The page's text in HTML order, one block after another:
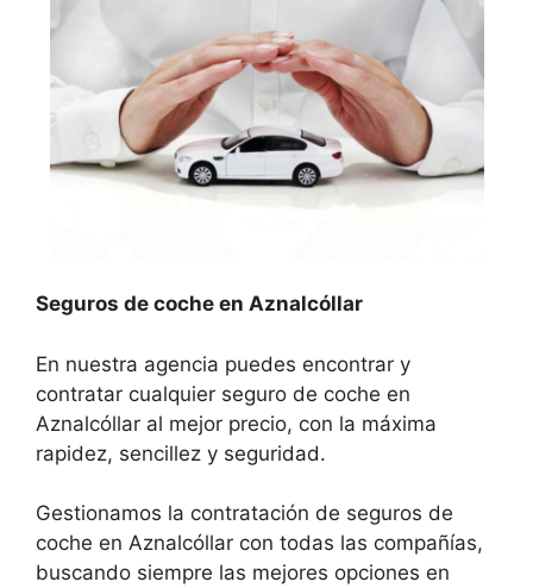
Seguros de coche en Aznalcóllar
En nuestra agencia puedes encontrar y
contratar cualquier seguro de coche en
Aznalcóllar al mejor precio, con la máxima
rapidez, sencillez y seguridad.
Gestionamos la contratación de seguros de
coche en Aznalcóllar con todas las compañías,
buscando siempre las mejores opciones en